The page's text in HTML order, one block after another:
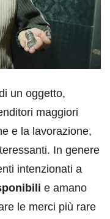
un oggetto,
maggiori
e la lavorazione,
In genere
intenzionati a
e amano
le merci più rare